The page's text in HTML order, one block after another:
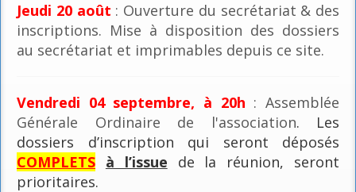
Jeudi 20 août : Ouverture du secrétariat & des
inscriptions. Mise à disposition des dossiers
au secrétariat et imprimables depuis ce site.
Vendredi 04 septembre, à 20h : Assemblée
Générale Ordinaire de l'association. Les
dossiers d’inscription qui seront déposés
COMPLETS à l’issue de la réunion, seront
prioritaires.